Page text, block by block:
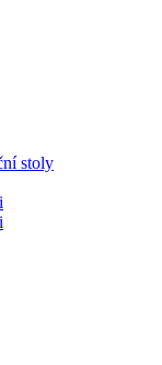
stoly